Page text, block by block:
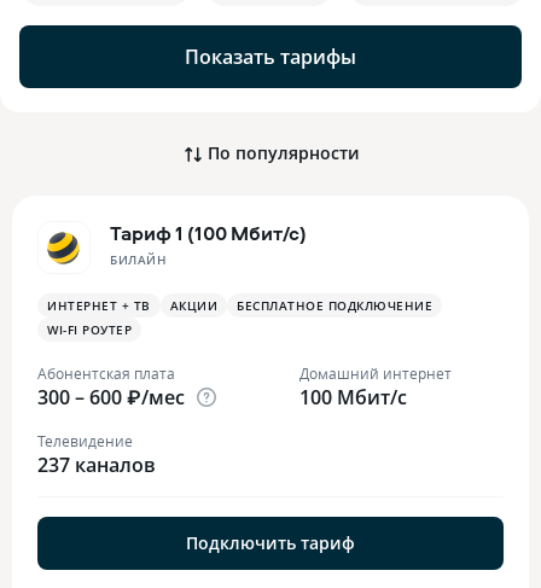
Показать тарифы
По популярности
Тариф 1 (100 Мбит/с)
БИЛАЙН
ИНТЕРНЕТ + ТВ АКЦИИ
БЕСПЛАТНОЕ ПОДКЛЮЧЕНИЕ
WI-FI РОУТЕР
Абонентская плата
300 – 600 ₽/мес
Домашний интернет
100 Мбит/с
Телевидение
237 каналов
Подключить тариф